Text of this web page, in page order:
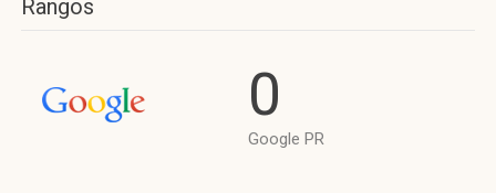
Rangos
0
Google PR